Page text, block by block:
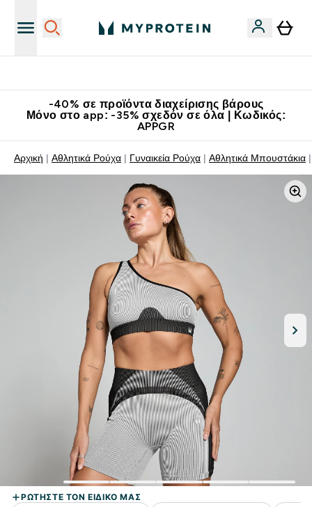
-40% σε προϊόντα διαχείρισης βάρους
Μόνο στο app: -35% σχεδόν σε όλα | Κωδικός:
APPGR
Αρχική Αθλητικά Ρούχα Γυναικεία Ρούχα Αθλητικά Μπουστάκια